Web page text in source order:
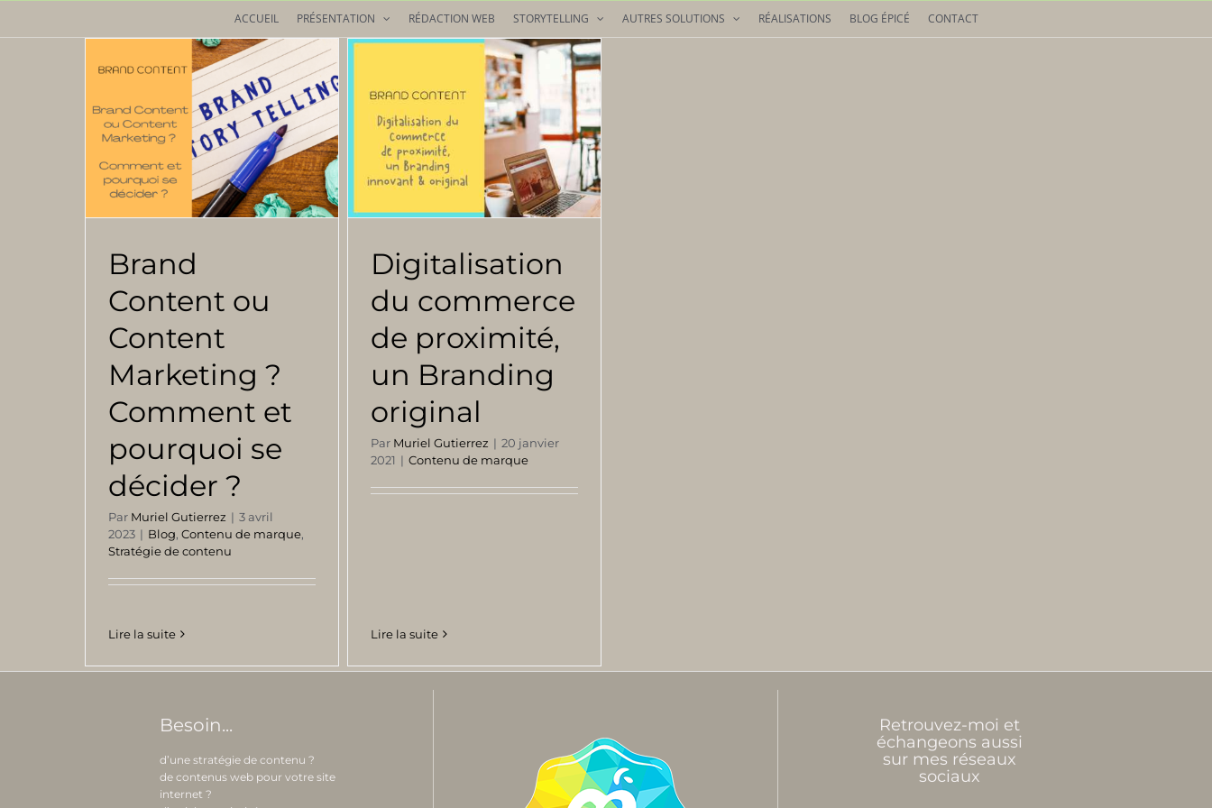
ACCUEIL PRÉSENTATION RÉDACTION WEB STORYTELLING AUTRES SOLUTIONS RÉALISATIONS BLOG ÉPICÉ CONTACT
Brand
Content ou
Content
Marketing ?
Comment et
pourquoi se
décider ?
Par Muriel Gutierrez | 3 avril
2023 | Blog,Contenu de marque,
Stratégie de contenu
Lire la suite
Digitalisation
du commerce
de proximité,
un Branding
original
Par Muriel Gutierrez | 20 janvier
2021 | Contenu de marque
Lire la suite
Besoin...
d’une stratégie de contenu ?
de contenus web pour votre site
internet ?
Retrouvez-moi et
échangeons aussi
sur mes réseaux
sociaux